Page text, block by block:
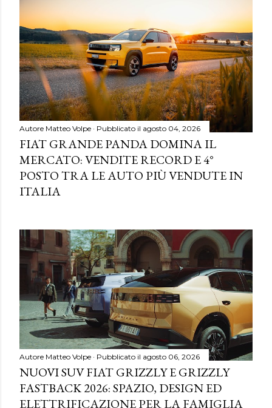
Autore Matteo Volpe Pubblicato il agosto 04, 2026
FIAT GRANDE PANDA DOMINA IL
MERCATO: VENDITE RECORD E 4°
POSTO TRA LE AUTO PIÙ VENDUTE IN
ITALIA
Autore Matteo Volpe Pubblicato il agosto 06, 2026
NUOVI SUV FIAT GRIZZLY E GRIZZLY
FASTBACK 2026: SPAZIO, DESIGN ED
ELETTRIFICAZIONE PER LA FAMIGLIA